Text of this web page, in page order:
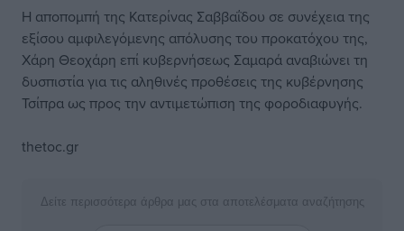
Η αποπομπή της Κατερίνας Σαββαΐδου σε συνέχεια της
εξίσου αμφιλεγόμενης απόλυσης του προκατόχου της,
Χάρη Θεοχάρη επί κυβερνήσεως Σαμαρά αναβιώνει τη
δυσπιστία για τις αληθινές προθέσεις της κυβέρνησης
Τσίπρα ως προς την αντιμετώπιση της φοροδιαφυγής.
thetoc.gr
Δείτε περισσότερα άρθρα μας στα αποτελέσματα αναζήτησης